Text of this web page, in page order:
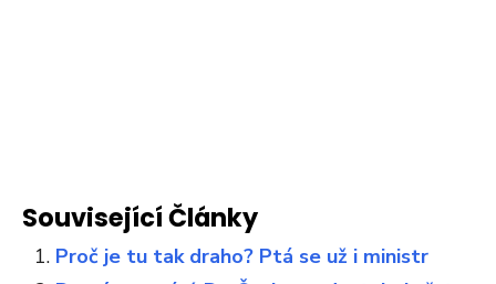
Související Články
Proč je tu tak draho? Ptá se už i ministr